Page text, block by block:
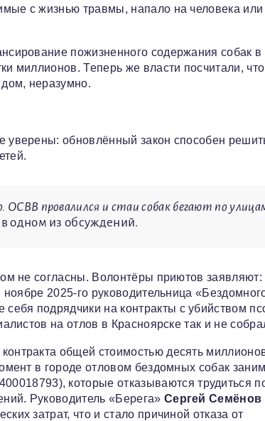
с жизнью травмы, напало на человека или
пожизненного содержания собак в
миллионов. Теперь же власти посчитали, что
неразумно.
уверены: обновлённый закон способен
ОСВВ провалился и стаи собак бегают по
одном из обсуждений.
не согласны. Волонтёры приютов заявляют:
2025-го руководительница
подрядчики на контракты с убийством
на отлов в Красноярске так и не
общей стоимостью десять
в городе отловом бездомных собак
которые отказываются трудиться
Руководитель «Берега» Сергей Семёнов
затрат, что и стало причиной отказа от